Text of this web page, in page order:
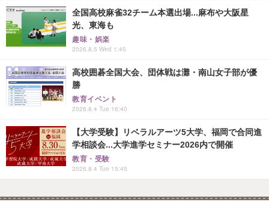
全国高校麻雀32チーム本選出場...麻布や大阪星
光、東海も
趣味・娯楽
2026.8.5 Wed 1:45
高校囲碁全国大会、団体戦は灘・南山女子部が優
勝
教育イベント
2026.8.4 Tue 16:40
【大学受験】リベラルアーツ5大学、福岡で合同進
学相談会...大学進学セミナー2026内で開催
教育・受験
2026.8.4 Tue 15:45